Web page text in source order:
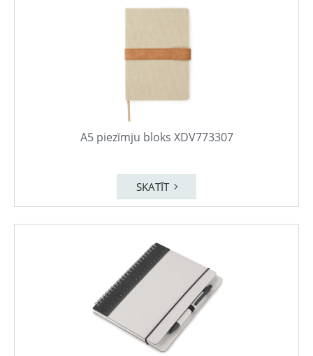
A5 piezīmju bloks XDV773307
SKATĪT